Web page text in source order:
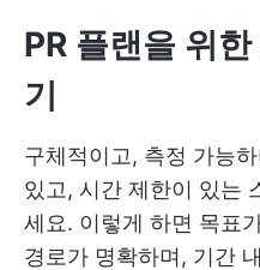
PR 플랜을 위
기
구체적이고, 측정 가능
있고, 시간 제한이 있는
세요. 이렇게 하면 목표
경로가 명확하며, 기간